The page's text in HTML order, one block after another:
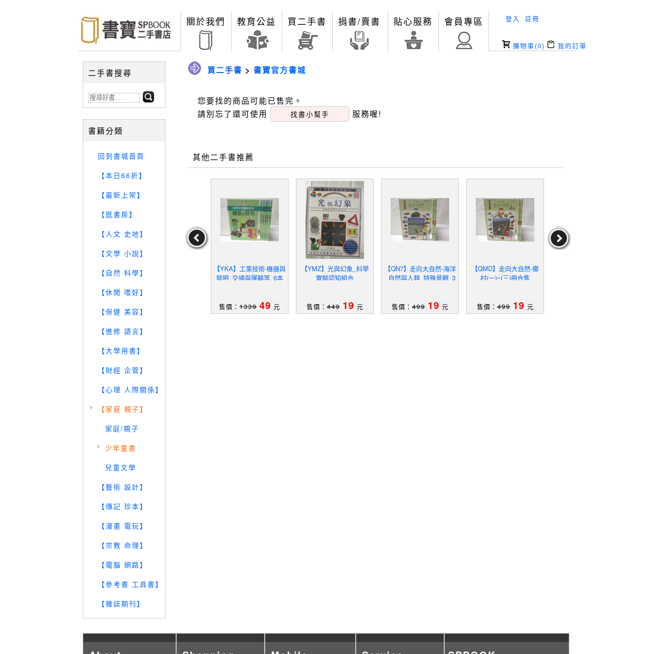
關於我們 教育公益 買二手書 捐書/賣書 貼心服務 會員專區 登入 註冊
購物車(0) 我的訂單
二手書搜尋
書籍分類
回到書城首頁
【本日66折】
【最新上架】
【逛書房】
【人文 史地】
【文學 小說】
【自然 科學】
【休閒 嗜好】
【保健 美容】
【進修 語言】
【大學用書】
【財經 企管】
【心理 人際關係】
【家庭 親子】
家庭/親子
少年童書
兒童文學
【藝術 設計】
【傳記 珍本】
【漫畫 電玩】
【宗教 命理】
【電腦 網路】
【參考書 工具書】
【雜誌期刊】
買二手書 > 書寶官方書城
您要找的商品可能已售完。
請別忘了還可使用
找書小幫手 服務喔!
其他二手書推薦
【QKS】生命科學-生命的
演化_水生生物等_8本合
元
【QKR】自然科學-地球與
地貌_地質與變遷_氣象與
【YKA】工業技術-機器與
發明_交通與運輸等_6本
售價： 1339 49 元
【YMZ】光與幻象_科學
實驗認知組合
售價：449 19 元
【QN7】走向大自然-海洋
_自然與人類_特殊景觀_3
售價：499 19 元
【QMD】走向大自然-鄉
村(一)~(三)冊合售
售價：499 19 元